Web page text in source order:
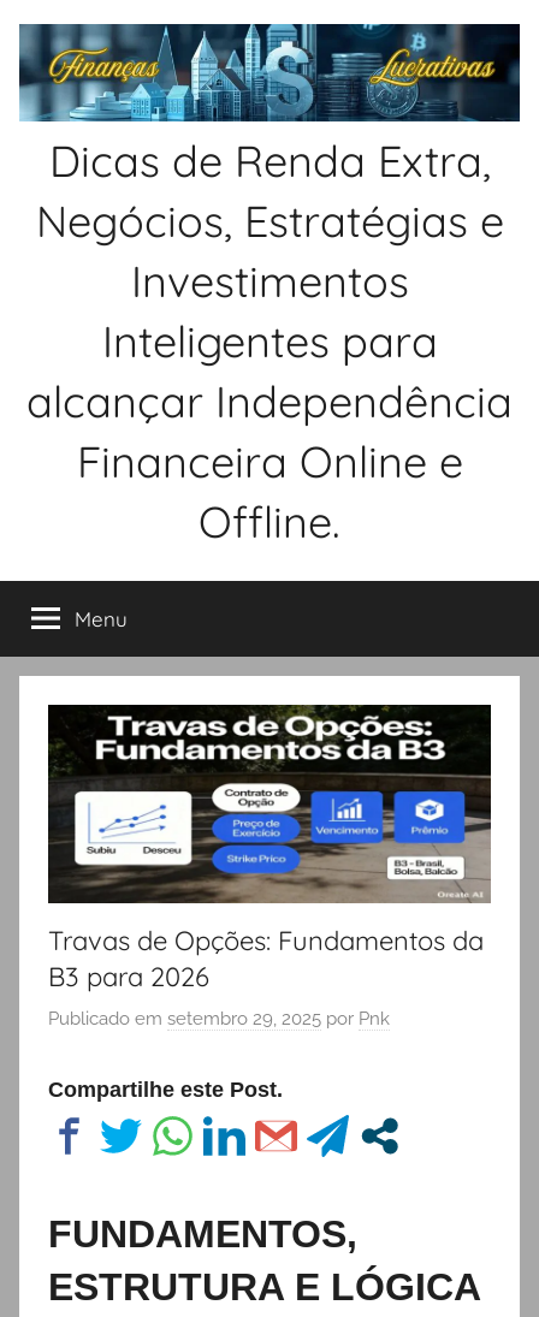
para
conteúdo
Dicas de Renda Extra,
Negócios, Estratégias e
Investimentos
Inteligentes para
alcançar Independência
Financeira Online e
Offline.
Menu
Travas de Opções: Fundamentos da
B3 para 2026
Publicado em setembro 29, 2025 por Pnk
Compartilhe este Post.
FUNDAMENTOS,
ESTRUTURA E LÓGICA